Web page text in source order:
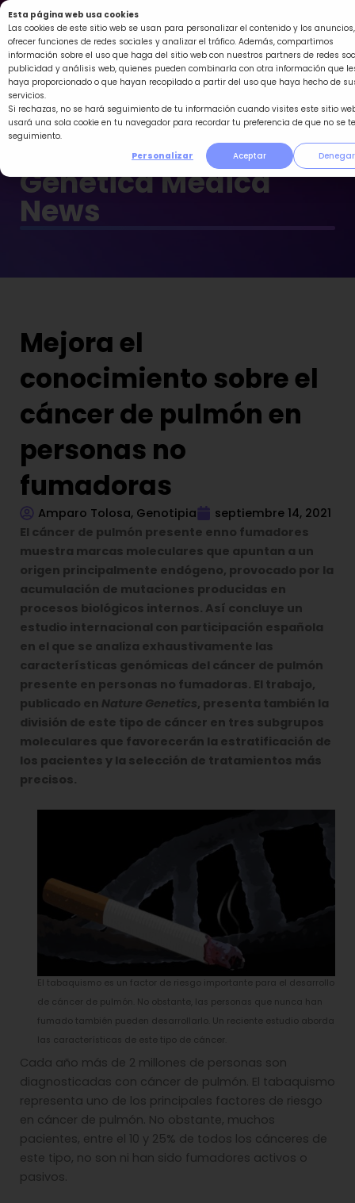
Esta página web usa cookies
Las cookies de este sitio web se usan para personalizar el contenido y los anuncios,
ofrecer funciones de redes sociales y analizar el tráfico. Además, compartimos
información sobre el uso que haga del sitio web con nuestros partners de redes
publicidad y análisis web, quienes pueden combinarla con otra información que
haya proporcionado o que hayan recopilado a partir del uso que haya hecho de
servicios.
Si rechazas, no se hará seguimiento de tu información cuando visites este sitio
usará una sola cookie en tu navegador para recordar tu preferencia de que no se
seguimiento.
Personalizar
Aceptar Denegar
Ir
al
contenido
Genética Médica
News
Mejora el
conocimiento sobre el
cáncer de pulmón en
personas no
fumadoras
Amparo Tolosa, Genotipia
septiembre 14, 2021
El cáncer de pulmón presente enno fumadores
muestra marcas moleculares que apuntan a un
origen principalmente endógeno, provocado por la
acumulación de mutaciones producidas en
procesos biológicos internos. Así concluye un
estudio internacional con participación española
en el que se analiza exhaustivamente las
características genómicas del cáncer de pulmón
presente en personas no fumadoras. El trabajo,
publicado en Nature Genetics, presenta también la
división de este tipo de cáncer en tres subgrupos
moleculares que favorecerán la estratificación de
los pacientes y la selección de tratamientos más
precisos.
El tabaquismo es un factor de riesgo importante para el desarrollo
de cáncer de pulmón. No obstante, las personas que nunca han
fumado también pueden desarrollarlo. Un reciente estudio aborda
las características de este tipo de cáncer.
Cada año más de 2 millones de personas son
diagnosticadas con cáncer de pulmón. El tabaquismo
representa uno de los principales factores de riesgo
en cáncer de pulmón. No obstante, muchos
pacientes, entre el 10 y 25% de todos los cánceres de
este tipo, no son ni han sido fumadores activos o
pasivos.